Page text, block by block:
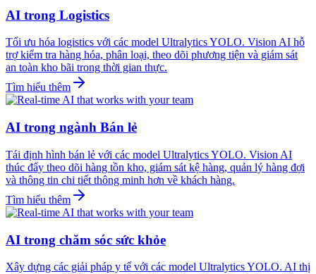
AI trong Logistics
Tối ưu hóa logistics với các model Ultralytics YOLO. Vision AI hỗ
trợ kiểm tra hàng hóa, phân loại, theo dõi phương tiện và giám sát
an toàn kho bãi trong thời gian thực.
Tìm hiểu thêm
AI trong ngành Bán lẻ
Tái định hình bán lẻ với các model Ultralytics YOLO. Vision AI
thúc đẩy theo dõi hàng tồn kho, giám sát kệ hàng, quản lý hàng đợi
và thông tin chi tiết thông minh hơn về khách hàng.
Tìm hiểu thêm
AI trong chăm sóc sức khỏe
Xây dựng các giải pháp y tế với các model Ultralytics YOLO. AI thị